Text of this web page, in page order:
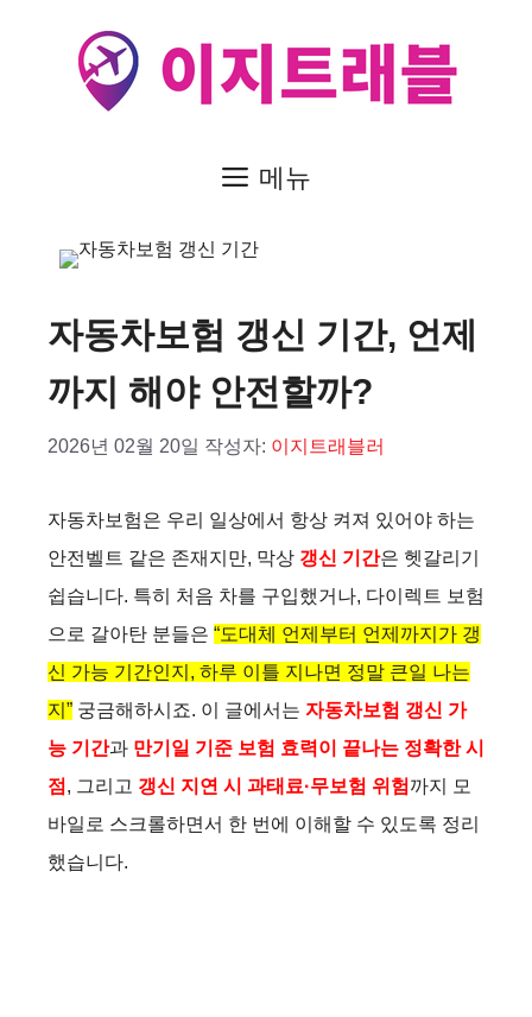
메뉴
자동차보험 갱신 기간, 언제
까지 해야 안전할까?
2026년 02월 20일 작성자: 이지트래블러
자동차보험은 우리 일상에서 항상 켜져 있어야 하는
안전벨트 같은 존재지만, 막상 갱신 기간은 헷갈리기
쉽습니다. 특히 처음 차를 구입했거나, 다이렉트 보험
으로 갈아탄 분들은 “도대체 언제부터 언제까지가 갱
신 가능 기간인지, 하루 이틀 지나면 정말 큰일 나는
지” 궁금해하시죠. 이 글에서는 자동차보험 갱신 가
능 기간과 만기일 기준 보험 효력이 끝나는 정확한 시
점 , 그리고 갱신 지연 시 과태료·무보험 위험 까지 모
바일로 스크롤하면서 한 번에 이해할 수 있도록 정리
했습니다.